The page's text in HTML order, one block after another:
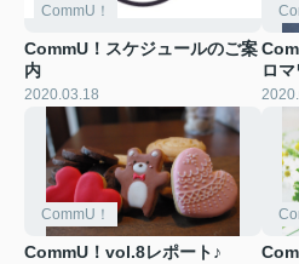
CommU！
CommU！スケジュールのご案
内
2020.03.18
ロ
CommU！
CommU！vol.8レポート♪